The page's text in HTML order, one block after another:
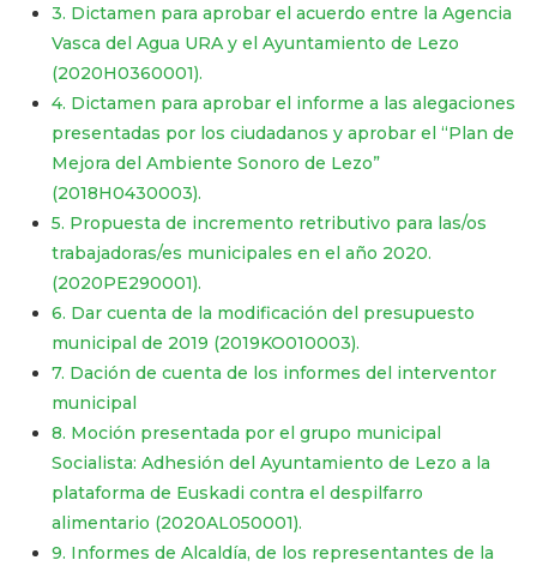
3. Dictamen para aprobar el acuerdo entre la Agencia
Vasca del Agua URA y el Ayuntamiento de Lezo
(2020H0360001).
4. Dictamen para aprobar el informe a las alegaciones
presentadas por los ciudadanos y aprobar el “Plan de
Mejora del Ambiente Sonoro de Lezo”
(2018H0430003).
5. Propuesta de incremento retributivo para las/os
trabajadoras/es municipales en el año 2020.
(2020PE290001).
6. Dar cuenta de la modificación del presupuesto
municipal de 2019 (2019KO010003).
7. Dación de cuenta de los informes del interventor
municipal
8. Moción presentada por el grupo municipal
Socialista: Adhesión del Ayuntamiento de Lezo a la
plataforma de Euskadi contra el despilfarro
alimentario (2020AL050001).
9. Informes de Alcaldía, de los representantes de la